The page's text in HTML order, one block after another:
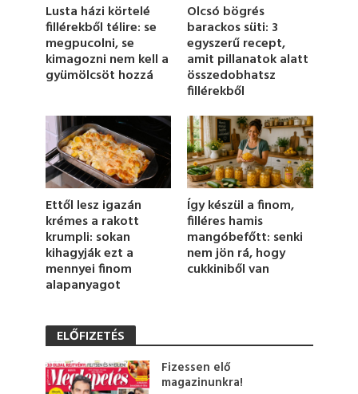
m
i
n
u
t
e
5
s
c
o
n
s
Lusta házi körtelé
fillérekből télire: se
megpucolni, se
kimagozni nem kell a
gyümölcsöt hozzá
Olcsó bögrés
barackos süti: 3
egyszerű recept,
amit pillanatok alatt
összedobhatsz
fillérekből
Ettől lesz igazán
krémes a rakott
krumpli: sokan
kihagyják ezt a
mennyei finom
alapanyagot
Így készül a finom,
filléres hamis
mangóbefőtt: senki
nem jön rá, hogy
cukkiniből van
ELŐFIZETÉS
Fizessen elő
magazinunkra!